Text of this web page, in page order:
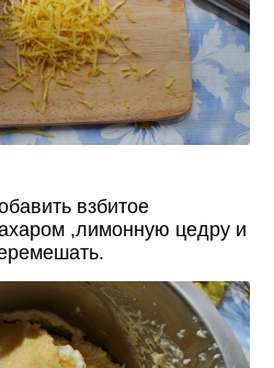
взбитое
,лимонную цедру и